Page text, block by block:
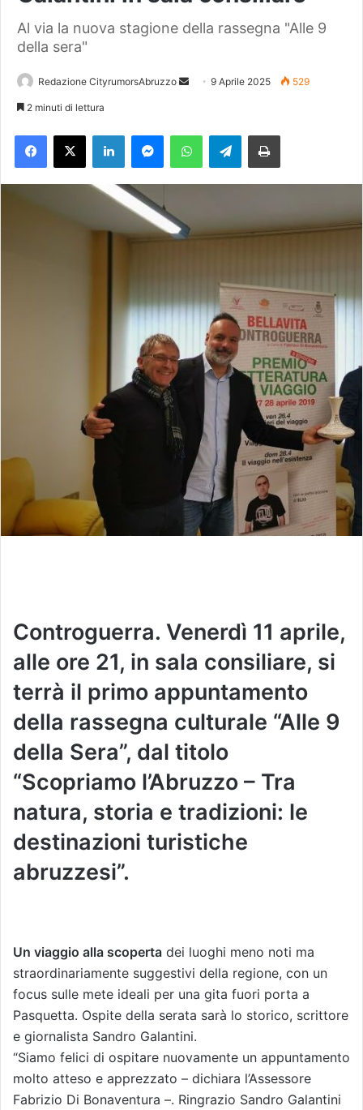
Al via la nuova stagione della rassegna "Alle 9
della sera"
Redazione CityrumorsAbruzzo
a
e
l
9 Aprile 2025 529
2 minuti di lettura
Telegram
Controguerra. Venerdì 11 aprile,
alle ore 21, in sala consiliare, si
terrà il primo appuntamento
della rassegna culturale “Alle 9
della Sera”, dal titolo
“Scopriamo l’Abruzzo – Tra
natura, storia e tradizioni: le
destinazioni turistiche
abruzzesi”.
Un viaggio alla scoperta dei luoghi meno noti ma
straordinariamente suggestivi della regione, con un
focus sulle mete ideali per una gita fuori porta a
Pasquetta. Ospite della serata sarà lo storico, scrittore
e giornalista Sandro Galantini.
“Siamo felici di ospitare nuovamente un appuntamento
molto atteso e apprezzato – dichiara l’Assessore
Fabrizio Di Bonaventura –. Ringrazio Sandro Galantini